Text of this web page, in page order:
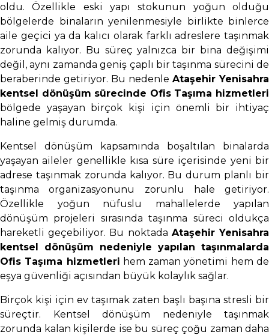
oldu. Özellikle eski yapı stokunun yoğun olduğu
bölgelerde binaların yenilenmesiyle birlikte binlerce
aile geçici ya da kalıcı olarak farklı adreslere taşınmak
zorunda kalıyor. Bu süreç yalnızca bir bina değişimi
değil, aynı zamanda geniş çaplı bir taşınma sürecini de
beraberinde getiriyor. Bu nedenle Ataşehir Yenisahra
kentsel dönüşüm sürecinde Ofis Taşıma hizmetleri
bölgede yaşayan birçok kişi için önemli bir ihtiyaç
haline gelmiş durumda.
Kentsel dönüşüm kapsamında boşaltılan binalarda
yaşayan aileler genellikle kısa süre içerisinde yeni bir
adrese taşınmak zorunda kalıyor. Bu durum planlı bir
taşınma organizasyonunu zorunlu hale getiriyor.
Özellikle yoğun nüfuslu mahallelerde yapılan
dönüşüm projeleri sırasında taşınma süreci oldukça
hareketli geçebiliyor. Bu noktada Ataşehir Yenisahra
kentsel dönüşüm nedeniyle yapılan taşınmalarda
Ofis Taşıma hizmetleri hem zaman yönetimi hem de
eşya güvenliği açısından büyük kolaylık sağlar.
Birçok kişi için ev taşımak zaten başlı başına stresli bir
süreçtir. Kentsel dönüşüm nedeniyle taşınmak
zorunda kalan kişilerde ise bu süreç çoğu zaman daha